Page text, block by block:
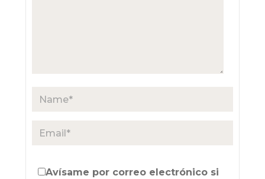
Avísame por correo electrónico si